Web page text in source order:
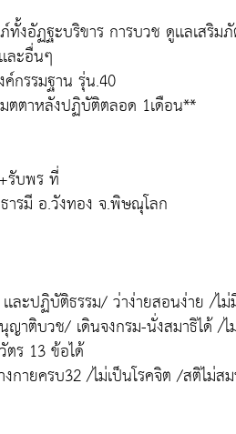
งอัฏฐะบริขาร การบวช ดูเเลเสริ
ละอื่นๆ
กรรมฐาน รุ่น.40
ตตาหลังปฏิบัติตลอด 1เดือน**
รับพร ที่
รมี อ.วังทอง จ.พิษณุโลก
ะปฏิบัติธรรม/ ว่าง่ายสอนง่าย /ไม่
าติบวช/ เดินจงกรม-นั่งสมาธิได้ /ไ
ตร 13 ข้อได้
กายครบ32 /ไม่เป็นโรคจิต /สติไม่